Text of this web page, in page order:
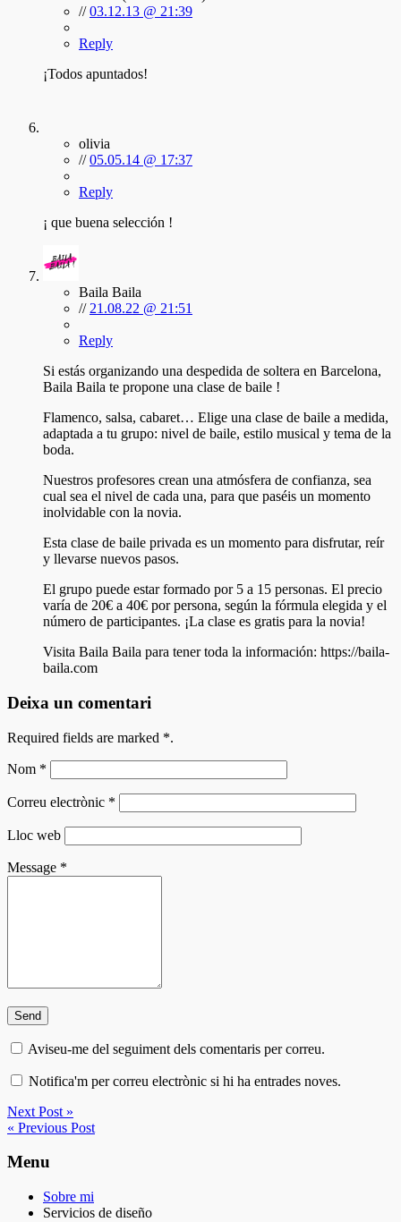
//03.12.13 @ 21:39
Reply
¡Todos apuntados!
olivia
//05.05.14 @ 17:37
Reply
¡ que buena selección !
Baila Baila
// 21.08.22 @ 21:51
Reply
Si estás organizando una despedida de soltera en Barcelona,
Baila Baila te propone una clase de baile !
Flamenco, salsa, cabaret… Elige una clase de baile a medida,
adaptada a tu grupo: nivel de baile, estilo musical y tema de la
boda.
Nuestros profesores crean una atmósfera de confianza, sea
cual sea el nivel de cada una, para que paséis un momento
inolvidable con la novia.
Esta clase de baile privada es un momento para disfrutar, reír
y llevarse nuevos pasos.
El grupo puede estar formado por 5 a 15 personas. El precio
varía de 20€ a 40€ por persona, según la fórmula elegida y el
número de participantes. ¡La clase es gratis para la novia!
Visita Baila Baila para tener toda la información: https://baila-
baila.com
Deixa un comentari
Required fields are marked *.
Nom *
Correu electrònic *
Lloc web
Message *
Aviseu-me del seguiment dels comentaris per correu.
Notifica'm per correu electrònic si hi ha entrades noves.
Next Post »
« Previous Post
Menu
Sobre mi
Servicios de diseño